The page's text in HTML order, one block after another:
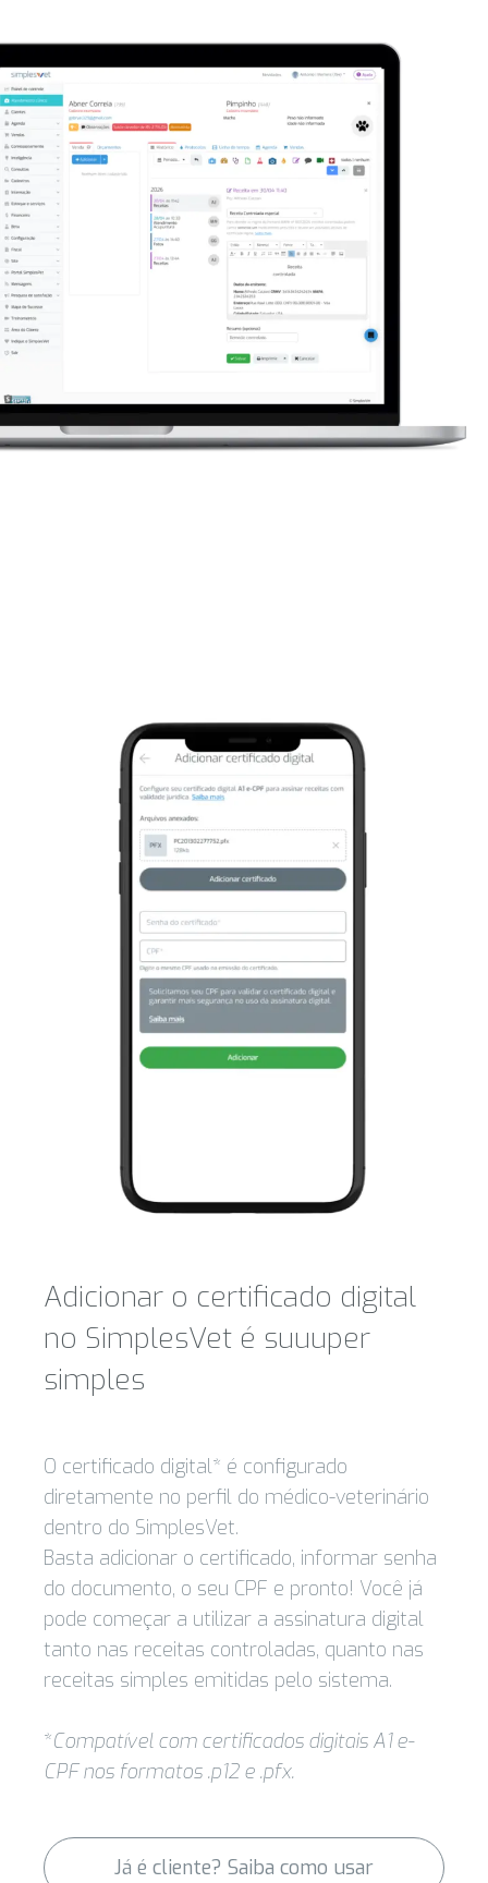
Adicionar o certificado digital
no SimplesVet é suuuper
simples
O certificado digital* é configurado
diretamente no perfil do médico-veterinário
dentro do SimplesVet.
Basta adicionar o certificado, informar senha
do documento, o seu CPF e pronto! Você já
pode começar a utilizar a assinatura digital
tanto nas receitas controladas, quanto nas
receitas simples emitidas pelo sistema.
*Compatível com certificados digitais A1 e-
CPF nos formatos .p12 e .pfx.
Já é cliente? Saiba como usar